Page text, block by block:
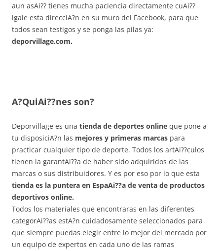
aun asAi?? tienes mucha paciencia directamente cuAi??
lgale esta direcciA?n en su muro del Facebook, para que
todos sean testigos y se ponga las pilas ya:
deporvillage.com.
A?QuiAi??nes son?
Deporvillage es una tienda de deportes online que pone a
tu disposiciA?n las mejores y primeras marcas para
practicar cualquier tipo de deporte. Todos los artAi??culos
tienen la garantAi??a de haber sido adquiridos de las
marcas o sus distribuidores. Y es por eso por lo que esta
tienda es la puntera en EspaAi??a de venta de productos
deportivos online.
Todos los materiales que encontraras en las diferentes
categorAi??as estA?n cuidadosamente seleccionados para
que siempre puedas elegir entre lo mejor del mercado por
un equipo de expertos en cada uno de las ramas